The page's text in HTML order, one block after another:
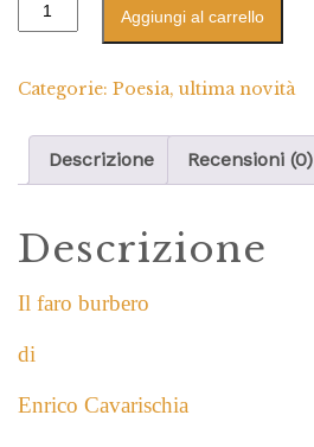
Aggiungi al carrello
Categorie: Poesia, ultima novità
Descrizione Recensioni (0)
Descrizione
Il faro burbero
di
Enrico Cavarischia